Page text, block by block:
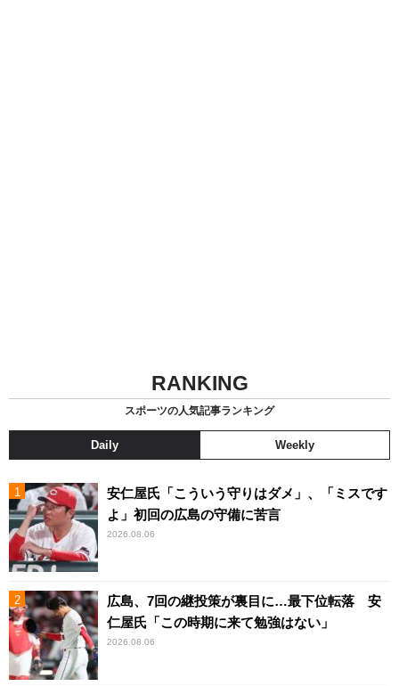
RANKING
スポーツの人気記事ランキング
Daily Weekly
安仁屋氏「こういう守りはダメ」、「ミスです
よ」初回の広島の守備に苦言
2026.08.06
広島、7回の継投策が裏目に…最下位転落 安
仁屋氏「この時期に来て勉強はない」
2026.08.06